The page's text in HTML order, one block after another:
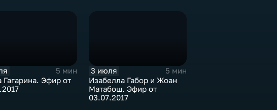
5 мин
Гагарина. Эфир от
3 июля
5 мин
Изабелла Габор и Жоан
Матабош. Эфир от
03.07.2017